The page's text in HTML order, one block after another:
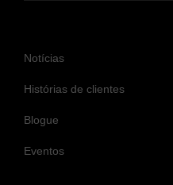
Notícias
Histórias de clientes
Blogue
Eventos